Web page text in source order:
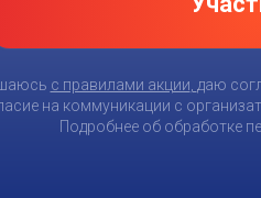
с правилами акции даю
на коммуникации с
Подробнее об обработке